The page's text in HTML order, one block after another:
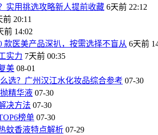
实用挑选攻略新人提前收藏 6天前 22:12
前 20:11
前 14:02
款医美产品深扒，按需选择不盲从 6天前
实力 7天前 00:35
美 08-01
选？广州汉江水化妆品综合参考 07-30
精华液 07-30
决方法 07-30
榜单 07-30
蚊香液特点解析 07-29